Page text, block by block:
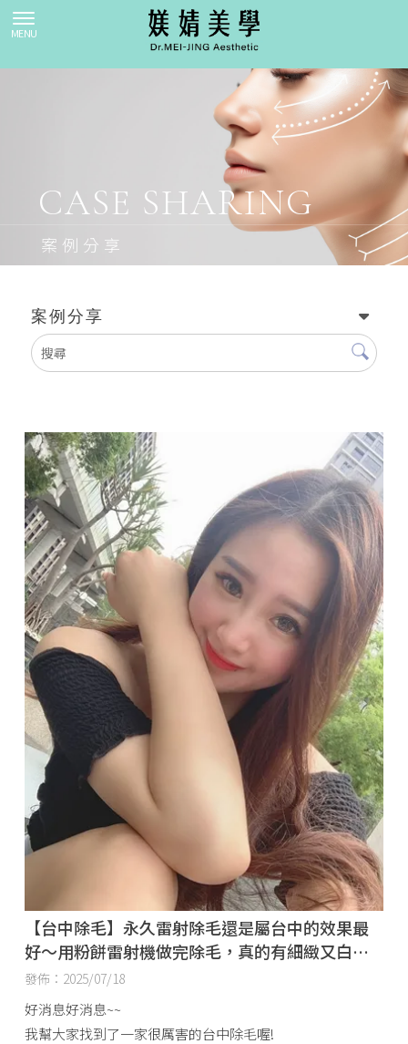
案例分享
案例分享
【台中除毛】永久雷射除毛還是屬台中的效果最
好～用粉餅雷射機做完除毛，真的有細緻又白皙
的感覺呢！
發佈：2025/07/18
好消息好消息~~
我幫大家找到了一家很厲害的台中除毛喔!